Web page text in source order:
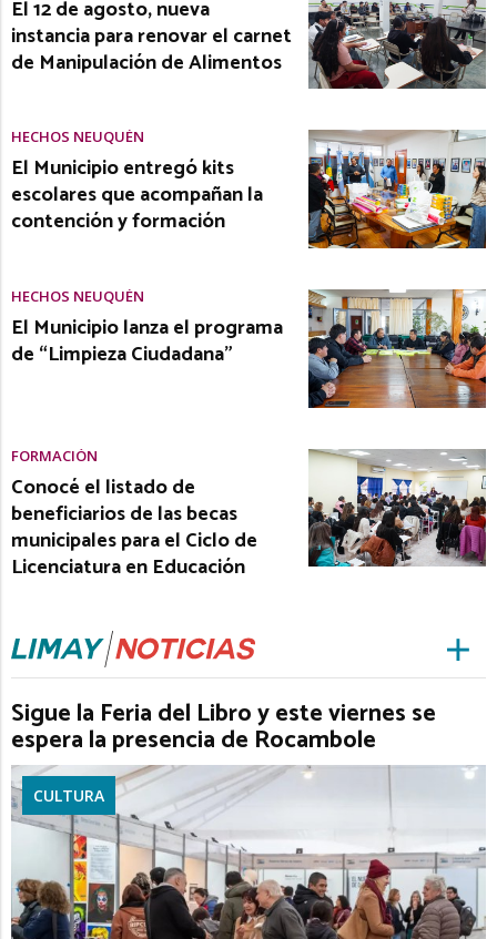
El 12 de agosto, nueva
instancia para renovar el carnet
de Manipulación de Alimentos
HECHOS NEUQUÉN
El Municipio entregó kits
escolares que acompañan la
contención y formación
HECHOS NEUQUÉN
El Municipio lanza el programa
de “Limpieza Ciudadana”
FORMACIÓN
Conocé el listado de
beneficiarios de las becas
municipales para el Ciclo de
Licenciatura en Educación
Sigue la Feria del Libro y este viernes se
espera la presencia de Rocambole
CULTURA